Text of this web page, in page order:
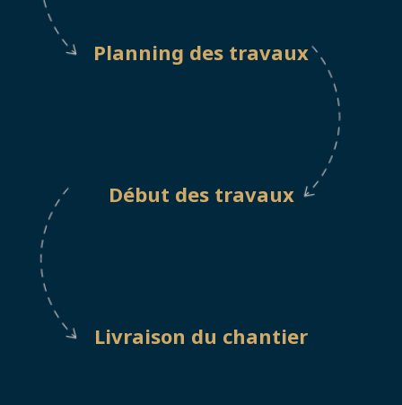
Planning des travaux
Début des travaux
Livraison du chantier